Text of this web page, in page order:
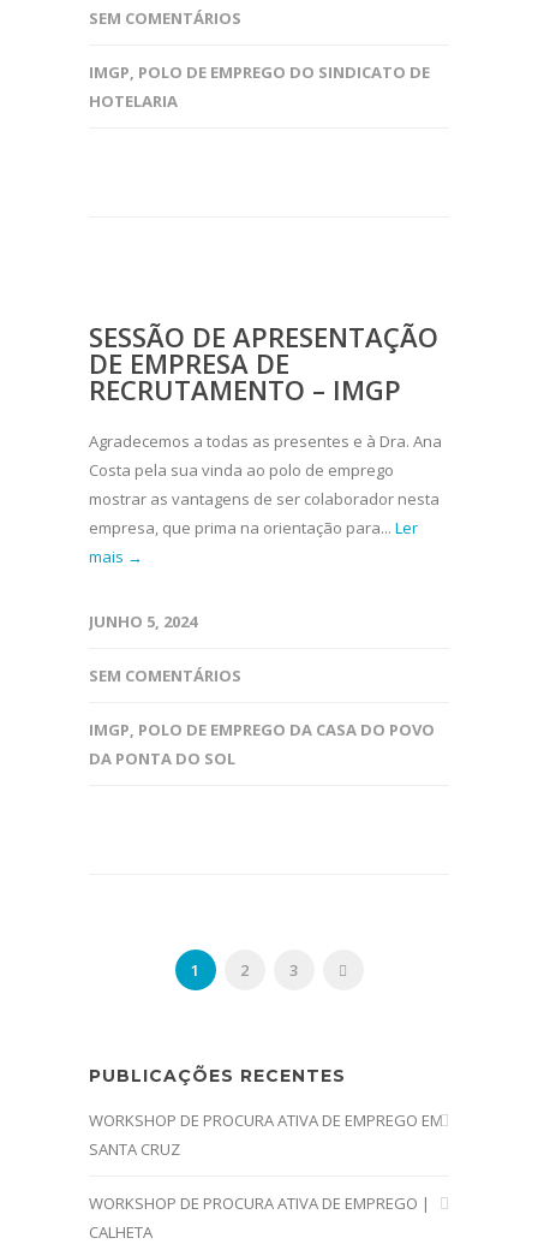
SEM COMENTÁRIOS
IMGP, POLO DE EMPREGO DO SINDICATO DE
HOTELARIA
SESSÃO DE APRESENTAÇÃO
DE EMPRESA DE
RECRUTAMENTO – IMGP
Agradecemos a todas as presentes e à Dra. Ana
Costa pela sua vinda ao polo de emprego
mostrar as vantagens de ser colaborador nesta
empresa, que prima na orientação para... Ler
mais →
JUNHO 5, 2024
SEM COMENTÁRIOS
IMGP, POLO DE EMPREGO DA CASA DO POVO
DA PONTA DO SOL
1 2 3
PUBLICAÇÕES RECENTES
WORKSHOP DE PROCURA ATIVA DE EMPREGO EM
SANTA CRUZ
WORKSHOP DE PROCURA ATIVA DE EMPREGO |
CALHETA